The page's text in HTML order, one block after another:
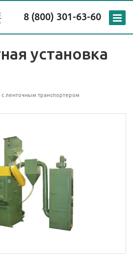
8 (800) 301-63-60
установка
ленточным транспортером